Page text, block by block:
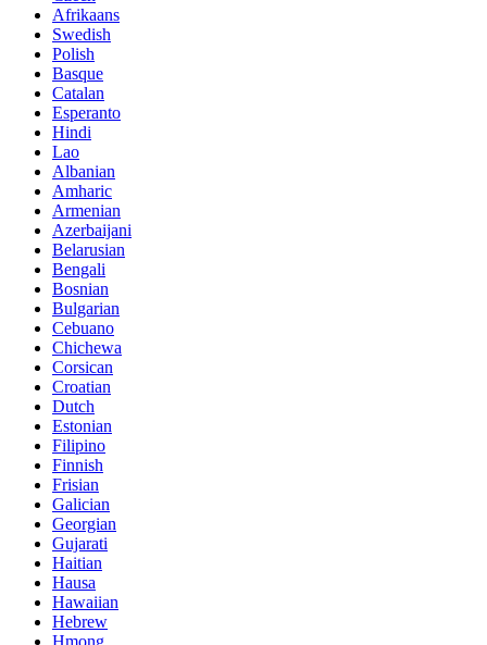
Afrikaans
Swedish
Polish
Basque
Catalan
Esperanto
Hindi
Lao
Albanian
Amharic
Armenian
Azerbaijani
Belarusian
Bengali
Bosnian
Bulgarian
Cebuano
Chichewa
Corsican
Croatian
Dutch
Estonian
Filipino
Finnish
Frisian
Galician
Georgian
Gujarati
Haitian
Hausa
Hawaiian
Hebrew
Hmong